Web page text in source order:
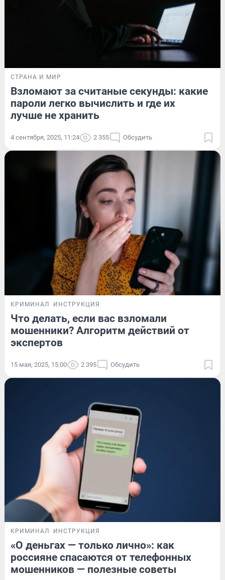
СТРАНА И МИР
Взломают за считаные секунды: какие
пароли легко вычислить и где их
лучше не хранить
4 сентября, 2025, 11:24 2 355 Обсудить
КРИМИНАЛ ИНСТРУКЦИЯ
Что делать, если вас взломали
мошенники? Алгоритм действий от
экспертов
15 мая, 2025, 15:00 2 395 Обсудить
КРИМИНАЛ ИНСТРУКЦИЯ
«О деньгах — только лично»: как
россияне спасаются от телефонных
мошенников — полезные советы